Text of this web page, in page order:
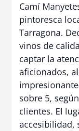
Camí
pintoresca
Tarragona.
vinos de
captar la
aficionados,
sobre 5,
clientes. El
accesibilidad,